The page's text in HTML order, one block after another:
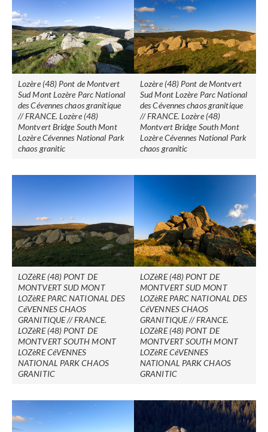
Lozère (48) Pont de Montvert
Sud Mont Lozère Parc National
des Cévennes chaos granitique
// FRANCE. Lozère (48)
Montvert Bridge South Mont
Lozère Cévennes National Park
chaos granitic
Lozère (48) Pont de Montvert
Sud Mont Lozère Parc National
des Cévennes chaos granitique
// FRANCE. Lozère (48)
Montvert Bridge South Mont
Lozère Cévennes National Park
chaos granitic
LOZèRE (48) PONT DE
MONTVERT SUD MONT
LOZèRE PARC NATIONAL DES
CéVENNES CHAOS
GRANITIQUE // FRANCE.
LOZèRE (48) PONT DE
MONTVERT SOUTH MONT
LOZèRE CéVENNES
NATIONAL PARK CHAOS
GRANITIC
LOZèRE (48) PONT DE
MONTVERT SUD MONT
LOZèRE PARC NATIONAL DES
CéVENNES CHAOS
GRANITIQUE // FRANCE.
LOZèRE (48) PONT DE
MONTVERT SOUTH MONT
LOZèRE CéVENNES
NATIONAL PARK CHAOS
GRANITIC